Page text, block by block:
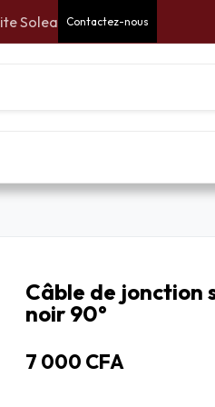
Solea Contactez-nous
Câble de jonction
noir 90°
7 000 CFA